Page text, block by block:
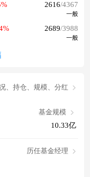
2616/4367
一般
2689/3988
一般
、持仓、规模、分红
基金规模
10.33亿
历任基金经理